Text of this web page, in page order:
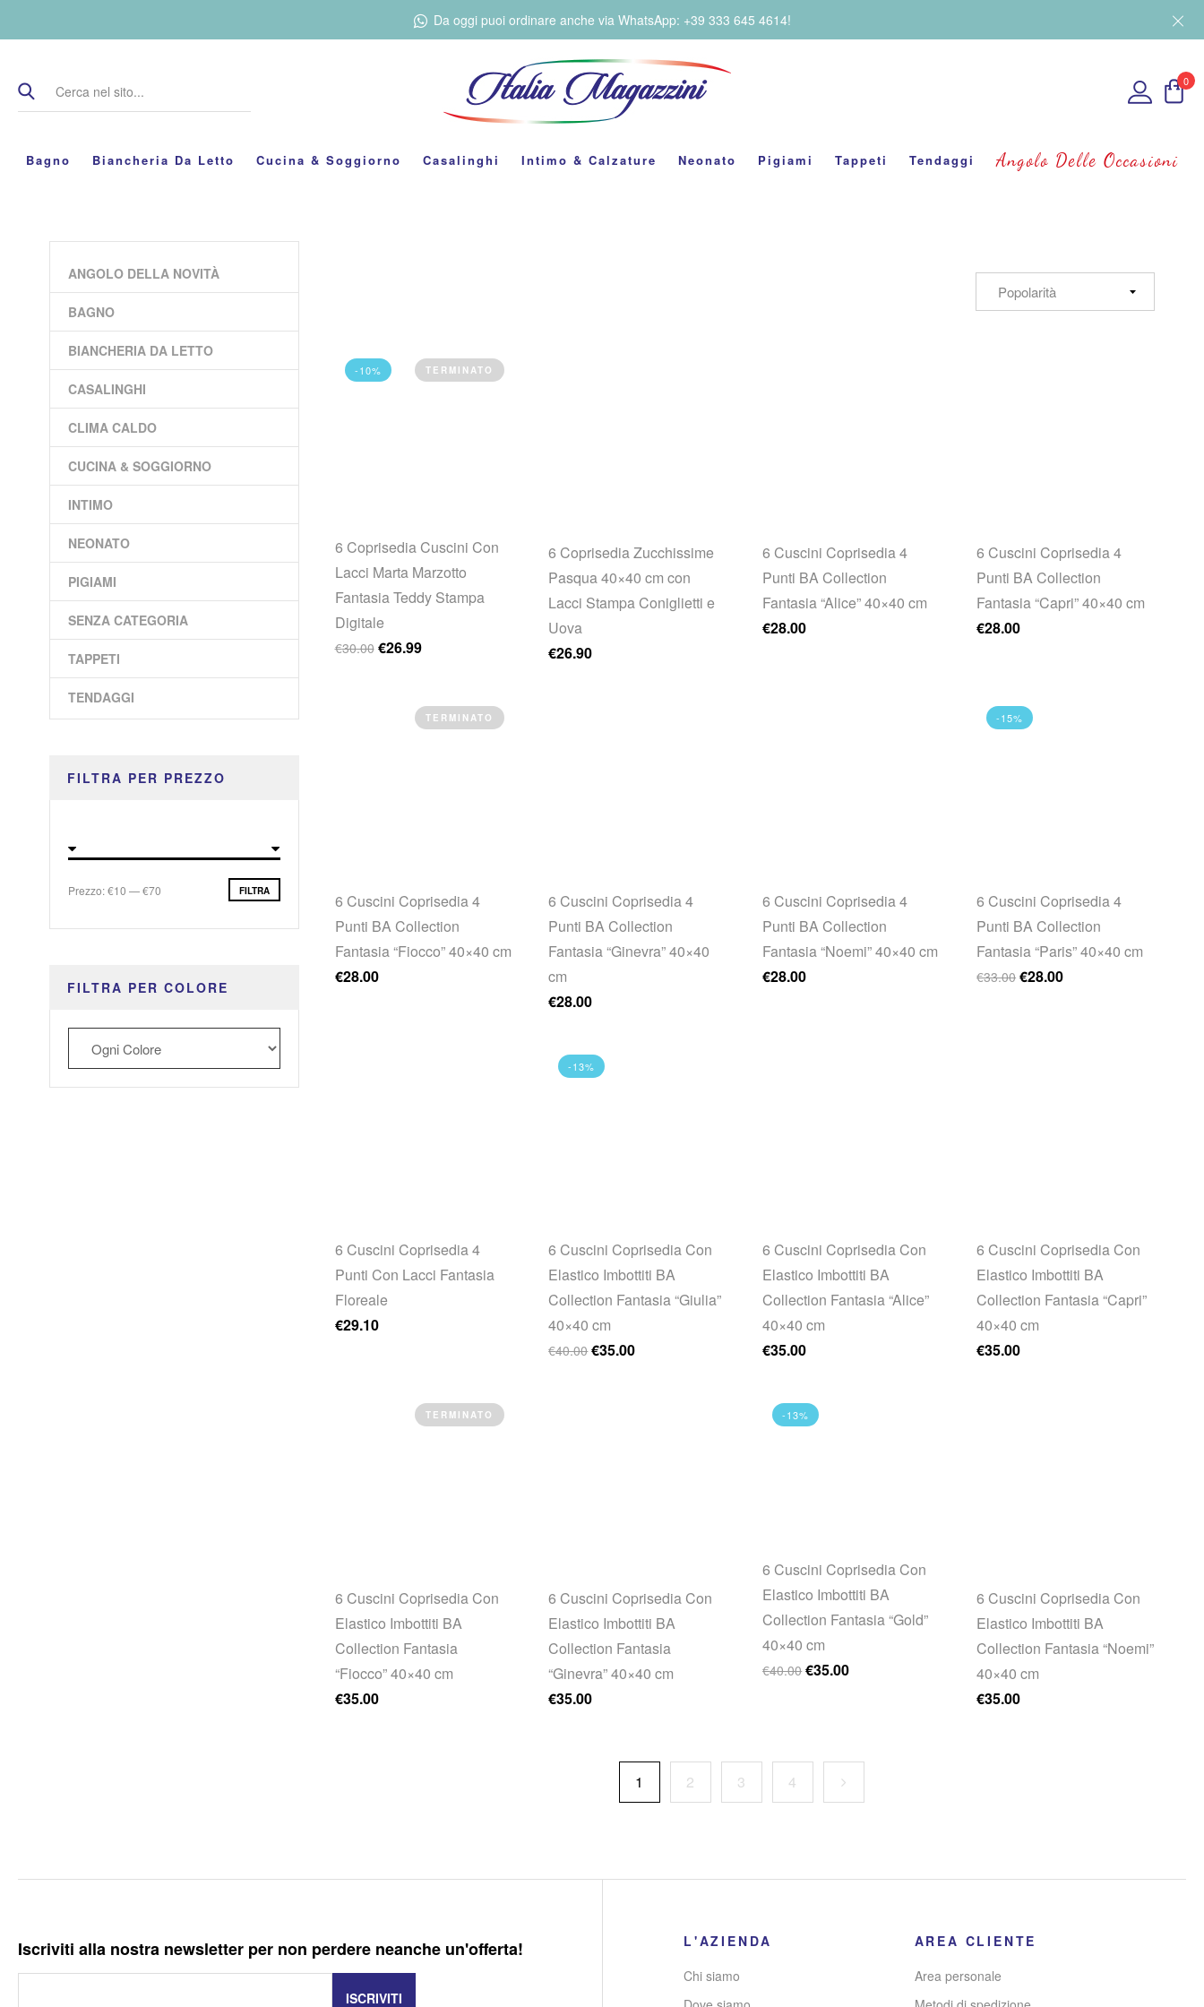
Da oggi puoi ordinare anche via WhatsApp: +39 333 645 4614!
0
Bagno Biancheria Da Letto Cucina & Soggiorno Casalinghi Intimo & Calzature Neonato Pigiami Tappeti Tendaggi Angolo Delle Occasioni
-10% TERMINATO
6 Coprisedia Cuscini Con
Lacci Marta Marzotto
Fantasia Teddy Stampa
Digitale
€30.00 Il prezzo originale era: €30.00.
€26.99Il prezzo attuale è: €26.99.
6 Coprisedia Zucchissime
Pasqua 40×40 cm con
Lacci Stampa Coniglietti e
Uova
€26.90
6 Cuscini Coprisedia 4
Punti BA Collection
Fantasia “Alice” 40×40 cm
€28.00
6 Cuscini Coprisedia 4
Punti BA Collection
Fantasia “Capri” 40×40 cm
€28.00
TERMINATO
6 Cuscini Coprisedia 4
Punti BA Collection
Fantasia “Fiocco” 40×40 cm
€28.00
6 Cuscini Coprisedia 4
Punti BA Collection
Fantasia “Ginevra” 40×40
cm
€28.00
6 Cuscini Coprisedia 4
Punti BA Collection
Fantasia “Noemi” 40×40 cm
€28.00
-15%
6 Cuscini Coprisedia 4
Punti BA Collection
Fantasia “Paris” 40×40 cm
€33.00 Il prezzo originale era:
€28.00Il prezzo attuale è:
6 Cuscini Coprisedia 4
Punti Con Lacci Fantasia
Floreale
€29.10
-13%
6 Cuscini Coprisedia Con
Elastico Imbottiti BA
Collection Fantasia “Giulia”
40×40 cm
€40.00Il prezzo originale era: €40.00.
€35.00Il prezzo attuale è: €35.00.
6 Cuscini Coprisedia Con
Elastico Imbottiti BA
Collection Fantasia “Alice”
40×40 cm
€35.00
6 Cuscini Coprisedia Con
Elastico Imbottiti BA
Collection Fantasia “Capri”
40×40 cm
€35.00
TERMINATO
6 Cuscini Coprisedia Con
Elastico Imbottiti BA
Collection Fantasia
“Fiocco” 40×40 cm
€35.00
6 Cuscini Coprisedia Con
Elastico Imbottiti BA
Collection Fantasia
“Ginevra” 40×40 cm
€35.00
-13%
6 Cuscini Coprisedia Con
Elastico Imbottiti BA
Collection Fantasia “Gold”
40×40 cm
€40.00Il prezzo originale era: €40.00.
€35.00Il prezzo attuale è: €35.00.
6 Cuscini Coprisedia Con
Elastico Imbottiti BA
Collection Fantasia “Noemi”
40×40 cm
€35.00
1 2 3 4
ANGOLO DELLA NOVITÀ
BAGNO
BIANCHERIA DA LETTO
CASALINGHI
CLIMA CALDO
CUCINA & SOGGIORNO
INTIMO
NEONATO
PIGIAMI
SENZA CATEGORIA
TAPPETI
TENDAGGI
FILTRA PER PREZZO
Prezzo Min
Prezzo Max FILTRA
Prezzo:€10 —€70
FILTRA PER COLORE
Iscriviti alla nostra newsletter per non perdere neanche un'offerta!
L'AZIENDA
Chi siamo
AREA CLIENTE
Area personale